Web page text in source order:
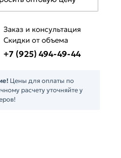
Заказ и консультация
Скидки от объема
+7 (925) 494-49-44
Цены для оплаты по
расчету уточняйте у